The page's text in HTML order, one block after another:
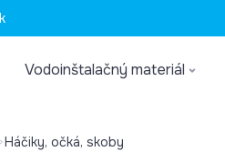
Vodoinštalačný materiál
Háčiky, očká, skoby